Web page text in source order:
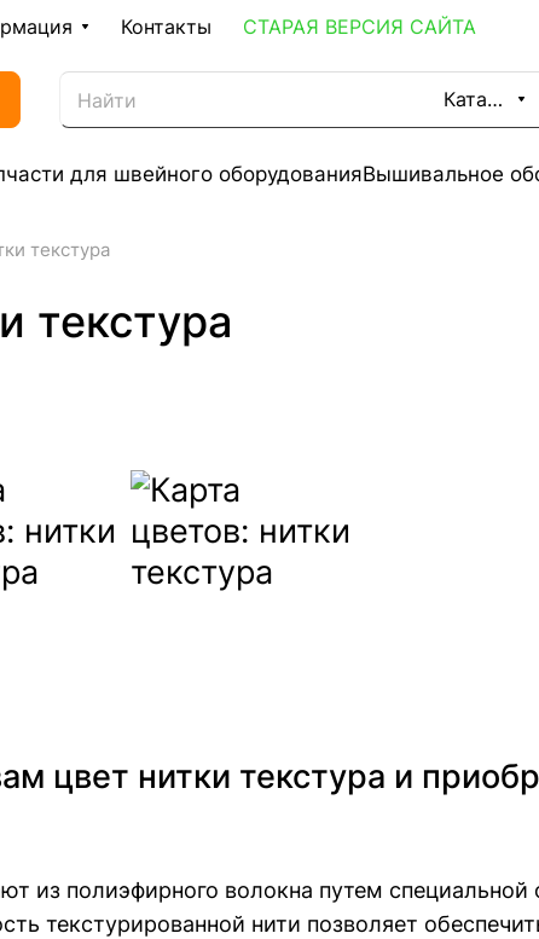
Контакты СТАРАЯ ВЕРСИЯ САЙТА
Каталог
для швейного оборудованияВышивальное
текстура
текстура
цвет нитки текстура и
из полиэфирного волокна путем
текстурированной нити позволяет